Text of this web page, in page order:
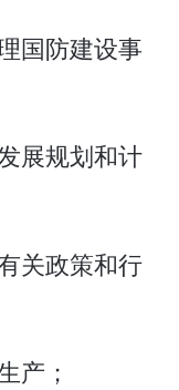
国防建设事
展规划和计
关政策和行
产；